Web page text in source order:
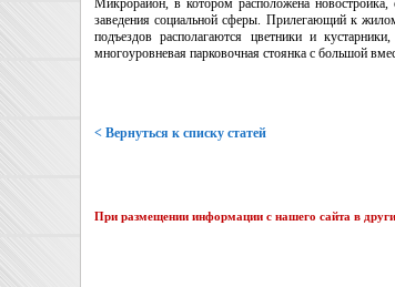
заведения социальной сферы. Прилегающий к
подъездов располагаются цветники и
многоуровневая парковочная стоянка с большой
< Вернуться к списку статей
При размещении информации с нашего сайта в